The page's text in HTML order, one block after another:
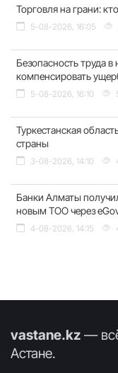
Торговля на грани:
5-08-2026, 16:05
Безопасность труда
компенсировать
5-08-2026, 16:10
Туркестанская
страны
3-08-2026, 14:10
Банки Алматы
новым ТОО через
4-08-2026, 14:15
vastane.kz —
Астане.